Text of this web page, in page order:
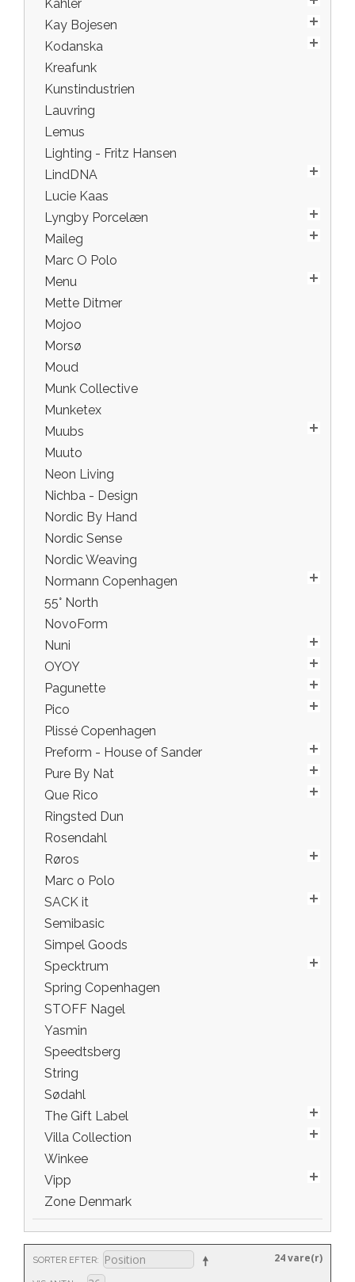
Kähler
Kay Bojesen
Kodanska
Kreafunk
Kunstindustrien
Lauvring
Lemus
Lighting - Fritz Hansen
LindDNA
Lucie Kaas
Lyngby Porcelæn
Maileg
Marc O Polo
Menu
Mette Ditmer
Mojoo
Morsø
Moud
Munk Collective
Munketex
Muubs
Muuto
Neon Living
Nichba - Design
Nordic By Hand
Nordic Sense
Nordic Weaving
Normann Copenhagen
55° North
NovoForm
Nuni
OYOY
Pagunette
Pico
Plissé Copenhagen
Preform - House of Sander
Pure By Nat
Que Rico
Ringsted Dun
Rosendahl
Røros
Marc o Polo
SACK it
Semibasic
Simpel Goods
Specktrum
Spring Copenhagen
STOFF Nagel
Yasmin
Speedtsberg
String
Sødahl
The Gift Label
Villa Collection
Winkee
Vipp
Zone Denmark
SORTER EFTER 24 vare(r)